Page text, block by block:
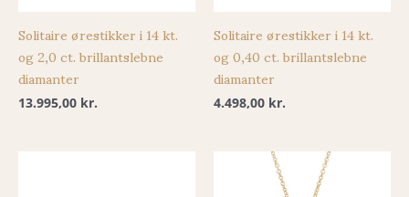
Solitaire ørestikker i 14 kt.
og 2,0 ct. brillantslebne
diamanter
13.995,00 kr.
Solitaire ørestikker i 14 kt.
og 0,40 ct. brillantslebne
diamanter
4.498,00 kr.